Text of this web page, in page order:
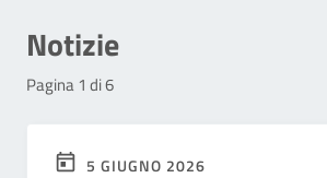
Notizie
Pagina 1 di 6
5 GIUGNO 2026